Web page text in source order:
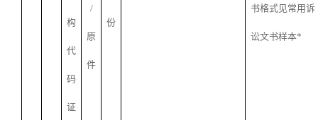
构
代
码
证
/
原
件
份
书格式见常用诉
讼文书样本*